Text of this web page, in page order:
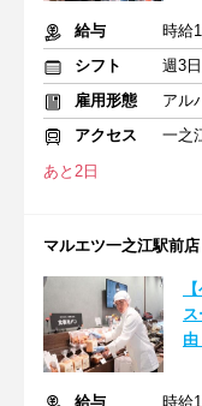
給与
時給
シフト
週3
雇用形態
アル
アクセス
一之
あと2日
マルエツ一之江駅前店
由
給与
時給